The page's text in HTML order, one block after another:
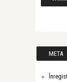
META